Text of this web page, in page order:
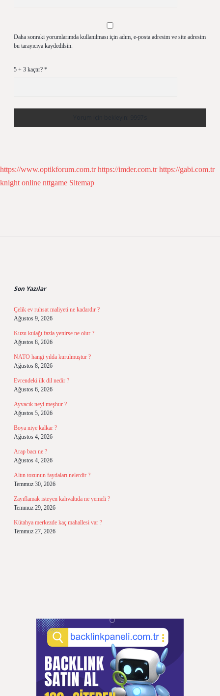
Daha sonraki yorumlarımda kullanılması için adım, e-posta adresim ve site adresim
bu tarayıcıya kaydedilsin.
5 + 3 kaçtır? *
https://www.optikforum.com.tr https://imder.com.tr https://gabi.com.tr
knight online nttgame Sitemap
Son Yazılar
Çelik ev ruhsat maliyeti ne kadardır ?
Ağustos 9, 2026
Kuzu kulağı fazla yenirse ne olur ?
Ağustos 8, 2026
NATO hangi yılda kurulmuştur ?
Ağustos 8, 2026
Evrendeki ilk dil nedir ?
Ağustos 6, 2026
Ayvacık neyi meşhur ?
Ağustos 5, 2026
Boya niye kalkar ?
Ağustos 4, 2026
Arap bacı ne ?
Ağustos 4, 2026
Altın tozunun faydaları nelerdir ?
Temmuz 30, 2026
Zayıflamak isteyen kahvaltıda ne yemeli ?
Temmuz 29, 2026
Kütahya merkezde kaç mahallesi var ?
Temmuz 27, 2026